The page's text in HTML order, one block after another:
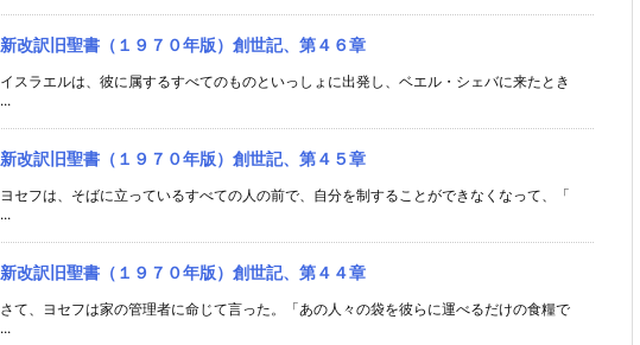
新改訳旧聖書（１９７０年版）創世記、第４６章
イスラエルは、彼に属するすべてのものといっしょに出発し、ベエル・シェバに来たとき
...
新改訳旧聖書（１９７０年版）創世記、第４５章
ヨセフは、そばに立っているすべての人の前で、自分を制することができなくなって、「
...
新改訳旧聖書（１９７０年版）創世記、第４４章
さて、ヨセフは家の管理者に命じて言った。「あの人々の袋を彼らに運べるだけの食糧で
...